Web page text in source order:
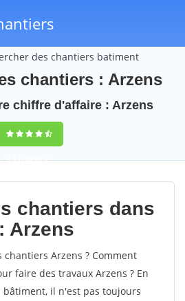
des chantiers batiment
chantiers : Arzens
chiffre d'affaire : Arzens
9,5(100%)37
votes
chantiers dans
Arzens
Arzens ? Comment
faire des travaux Arzens ? En
il n'est pas toujours